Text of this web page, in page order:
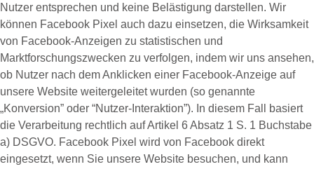
Nutzer entsprechen und keine Belästigung darstellen. Wir
können Facebook Pixel auch dazu einsetzen, die Wirksamkeit
von Facebook-Anzeigen zu statistischen und
Marktforschungszwecken zu verfolgen, indem wir uns ansehen,
ob Nutzer nach dem Anklicken einer Facebook-Anzeige auf
unsere Website weitergeleitet wurden (so genannte
„Konversion” oder “Nutzer-Interaktion”). In diesem Fall basiert
die Verarbeitung rechtlich auf Artikel 6 Absatz 1 S. 1 Buchstabe
a) DSGVO. Facebook Pixel wird von Facebook direkt
eingesetzt, wenn Sie unsere Website besuchen, und kann